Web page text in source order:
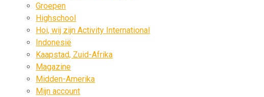
Groepen
Highschool
Hoi, wij zijn Activity International
Indonesië
Kaapstad, Zuid-Afrika
Magazine
Midden-Amerika
Mijn account